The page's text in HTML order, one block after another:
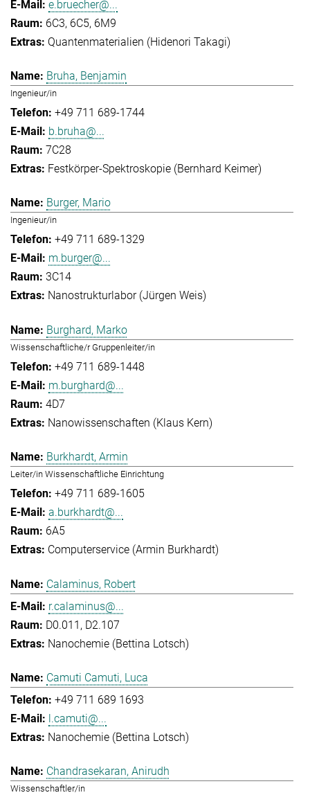
e.bruecher@...
6C3, 6C5, 6M9
Quantenmaterialien (Hidenori Takagi)
Bruha, Benjamin
Ingenieur/in
+49 711 689-1744
b.bruha@...
7C28
Festkörper-Spektroskopie (Bernhard Keimer)
Burger, Mario
Ingenieur/in
+49 711 689-1329
m.burger@...
3C14
Nanostrukturlabor (Jürgen Weis)
Burghard, Marko
Wissenschaftliche/r Gruppenleiter/in
+49 711 689-1448
m.burghard@...
4D7
Nanowissenschaften (Klaus Kern)
Burkhardt, Armin
Leiter/in Wissenschaftliche Einrichtung
+49 711 689-1605
a.burkhardt@...
6A5
Computerservice (Armin Burkhardt)
Calaminus, Robert
r.calaminus@...
D0.011, D2.107
Nanochemie (Bettina Lotsch)
Camuti Camuti, Luca
+49 711 689 1693
l.camuti@...
Nanochemie (Bettina Lotsch)
Chandrasekaran, Anirudh
Wissenschaftler/in